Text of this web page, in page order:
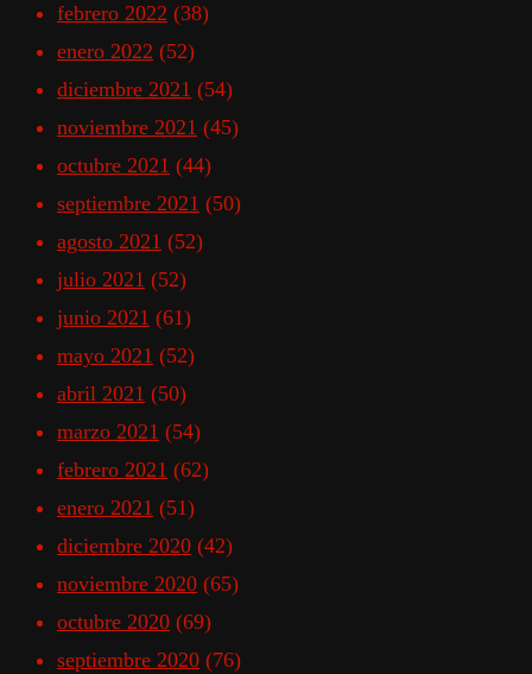
febrero 2022 (38)
enero 2022 (52)
diciembre 2021 (54)
noviembre 2021 (45)
octubre 2021 (44)
septiembre 2021 (50)
agosto 2021 (52)
julio 2021 (52)
junio 2021 (61)
mayo 2021 (52)
abril 2021 (50)
marzo 2021 (54)
febrero 2021 (62)
enero 2021 (51)
diciembre 2020 (42)
noviembre 2020 (65)
octubre 2020 (69)
septiembre 2020 (76)